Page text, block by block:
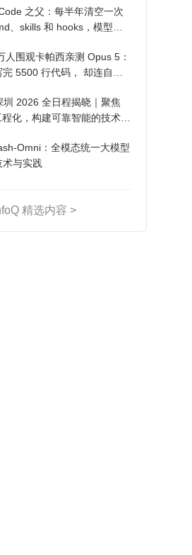
之父：每半年清空一次
、skills 和 hooks，模型自
人围观卡帕西亲测 Opus 5：
5500 行代码， 却连自己
圳 2026 全日程揭晓｜聚焦
化，构建可靠智能的技术路
Omni：全模态统一大模型
术与实践
精选内容 >